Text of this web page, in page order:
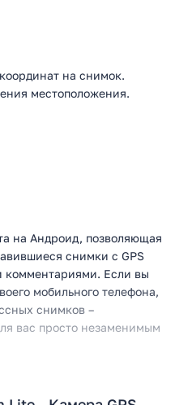
на снимок.
местоположения.
на Андроид, позволяющая
снимки с GPS
комментариями. Если вы
мобильного телефона,
снимков –
вас просто незаменимым